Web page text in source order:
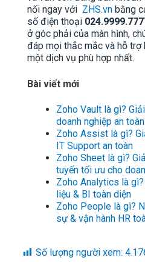
nối ngay với ZHS.vn bằng
số điện thoại
ở góc phải của màn hình,
đáp mọi thắc mắc và hỗ trợ
một dịch vụ phù hợp nhất.
Bài viết mới
Zoho Vault là gì?
doanh nghiệp an toàn
Zoho Assist là gì?
IT Support an toàn
Zoho Sheet là gì?
tuyến tối ưu cho
Zoho Analytics là
liệu & BI toàn diện
Zoho People là gì?
sự & vận hành HR
Số lượng người xem: